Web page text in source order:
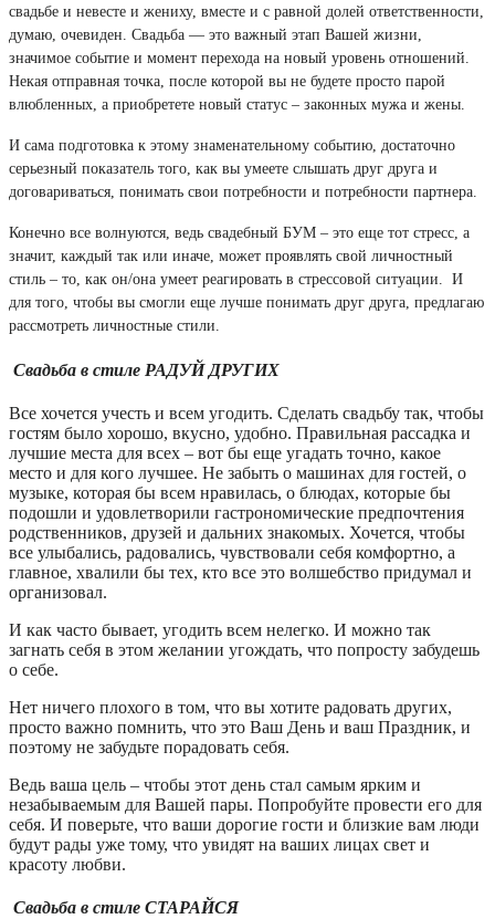
свадьбе и невесте и жениху, вместе и с равной долей ответственности,
думаю, очевиден. Свадьба — это важный этап Вашей жизни,
значимое событие и момент перехода на новый уровень отношений.
Некая отправная точка, после которой вы не будете просто парой
влюбленных, а приобретете новый статус – законных мужа и жены.
И сама подготовка к этому знаменательному событию, достаточно
серьезный показатель того, как вы умеете слышать друг друга и
договариваться, понимать свои потребности и потребности партнера.
Конечно все волнуются, ведь свадебный БУМ – это еще тот стресс, а
значит, каждый так или иначе, может проявлять свой личностный
стиль – то, как он/она умеет реагировать в стрессовой ситуации. И
для того, чтобы вы смогли еще лучше понимать друг друга, предлагаю
рассмотреть личностные стили.
Свадьба в стиле РАДУЙ ДРУГИХ
Все хочется учесть и всем угодить. Сделать свадьбу так, чтобы
гостям было хорошо, вкусно, удобно. Правильная рассадка и
лучшие места для всех – вот бы еще угадать точно, какое
место и для кого лучшее. Не забыть о машинах для гостей, о
музыке, которая бы всем нравилась, о блюдах, которые бы
подошли и удовлетворили гастрономические предпочтения
родственников, друзей и дальних знакомых. Хочется, чтобы
все улыбались, радовались, чувствовали себя комфортно, а
главное, хвалили бы тех, кто все это волшебство придумал и
организовал.
И как часто бывает, угодить всем нелегко. И можно так
загнать себя в этом желании угождать, что попросту забудешь
о себе.
Нет ничего плохого в том, что вы хотите радовать других,
просто важно помнить, что это Ваш День и ваш Праздник, и
поэтому не забудьте порадовать себя.
Ведь ваша цель – чтобы этот день стал самым ярким и
незабываемым для Вашей пары. Попробуйте провести его для
себя. И поверьте, что ваши дорогие гости и близкие вам люди
будут рады уже тому, что увидят на ваших лицах свет и
красоту любви.
Свадьба в стиле СТАРАЙСЯ